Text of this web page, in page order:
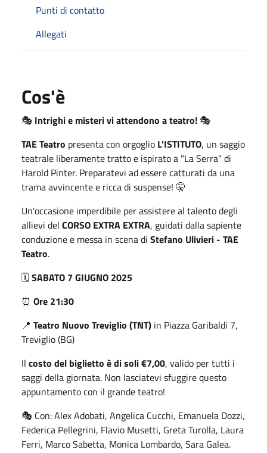
Punti di contatto
Allegati
Cos'è
🎭 Intrighi e misteri vi attendono a teatro! 🎭
TAE Teatro presenta con orgoglio L'ISTITUTO, un saggio
teatrale liberamente tratto e ispirato a "La Serra" di
Harold Pinter. Preparatevi ad essere catturati da una
trama avvincente e ricca di suspense! 🤫
Un'occasione imperdibile per assistere al talento degli
allievi del CORSO EXTRA EXTRA, guidati dalla sapiente
conduzione e messa in scena di Stefano Ulivieri - TAE
Teatro.
🗓️SABATO 7 GIUGNO 2025
⏰ Ore 21:30
📍 Teatro Nuovo Treviglio (TNT) in Piazza Garibaldi 7,
Treviglio (BG)
Il costo del biglietto è di soli €7,00, valido per tutti i
saggi della giornata. Non lasciatevi sfuggire questo
appuntamento con il grande teatro!
🎭 Con: Alex Adobati, Angelica Cucchi, Emanuela Dozzi,
Federica Pellegrini, Flavio Musetti, Greta Turolla, Laura
Ferri, Marco Sabetta, Monica Lombardo, Sara Galea.